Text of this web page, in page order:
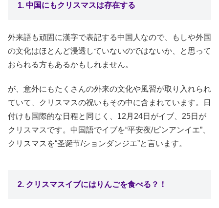
1. 中国にもクリスマスは存在する
外来語も頑固に漢字で表記する中国人なので、もしや外国
の文化はほとんど浸透していないのではないか、と思って
おられる方もあるかもしれません。
が、意外にもたくさんの外来の文化や風習が取り入れられ
ていて、クリスマスの祝いもその中に含まれています。日
付けも国際的な日程と同じく、12月24日がイブ、25日が
クリスマスです。中国語でイブを“平安夜/ピンアンイエ”、
クリスマスを“圣诞节/ションダンジエ”と言います。
2. クリスマスイブにはりんごを食べる？！